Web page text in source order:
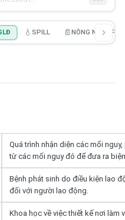
💧 SPILL 📄 NÔNG NGHIỆP
Quá trình nhận diện các mối
từ các mối nguy đó để đưa ra
Bệnh phát sinh do điều kiện lao
đối với người lao động.
Khoa học về việc thiết kế nơi làm